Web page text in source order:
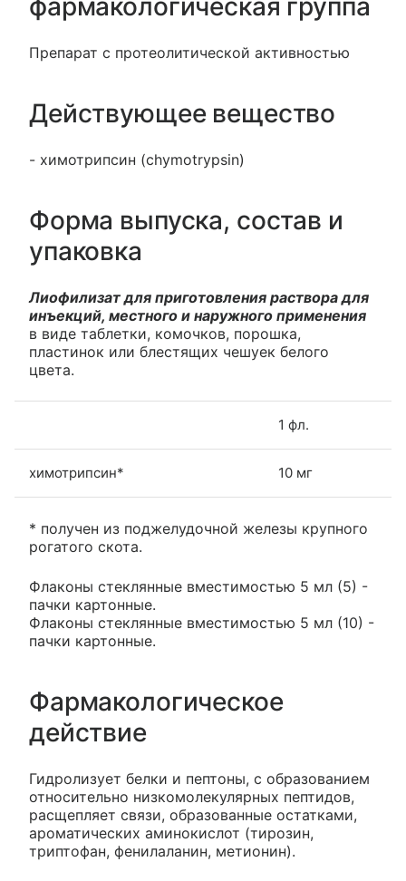
фармакологическая группа
Препарат с протеолитической активностью
Действующее вещество
- химотрипсин (chymotrypsin)
Форма выпуска, состав и
упаковка
Лиофилизат для приготовления раствора для
инъекций, местного и наружного применения
в виде таблетки, комочков, порошка,
пластинок или блестящих чешуек белого
цвета.
1 фл.
химотрипсин* 10 мг
* получен из поджелудочной железы крупного
рогатого скота.
Флаконы стеклянные вместимостью 5 мл (5) -
пачки картонные.
Флаконы стеклянные вместимостью 5 мл (10) -
пачки картонные.
Фармакологическое
действие
Гидролизует белки и пептоны, с образованием
относительно низкомолекулярных пептидов,
расщепляет связи, образованные остатками,
ароматических аминокислот (тирозин,
триптофан, фенилаланин, метионин).